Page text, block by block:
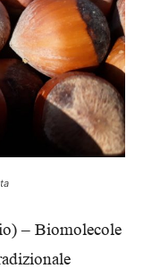
– Biomolecole